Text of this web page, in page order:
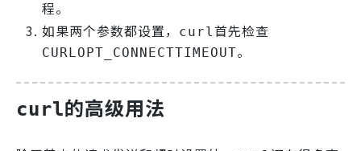
程。
如果两个参数都设置，
curl首先检查
CURLOPT_CONNECTTIMEOUT。
curl的高级用法